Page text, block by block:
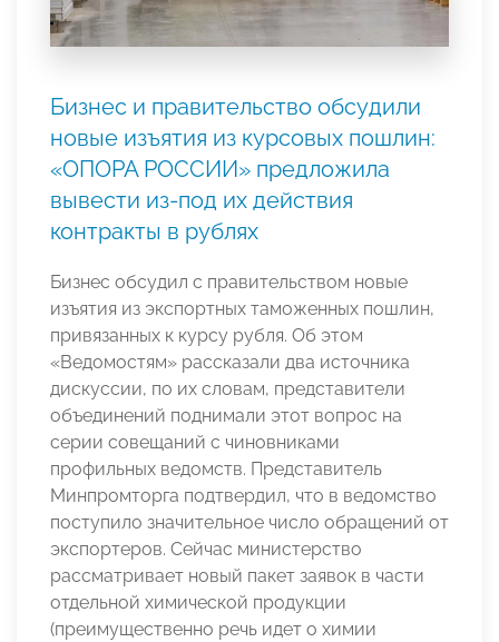
Бизнес и правительство обсудили
новые изъятия из курсовых пошлин:
«ОПОРА РОССИИ» предложила
вывести из-под их действия
контракты в рублях
Бизнес обсудил с правительством новые
изъятия из экспортных таможенных пошлин,
привязанных к курсу рубля. Об этом
«Ведомостям» рассказали два источника
дискуссии, по их словам, представители
объединений поднимали этот вопрос на
серии совещаний с чиновниками
профильных ведомств. Представитель
Минпромторга подтвердил, что в ведомство
поступило значительное число обращений от
экспортеров. Сейчас министерство
рассматривает новый пакет заявок в части
отдельной химической продукции
(преимущественно речь идет о химии